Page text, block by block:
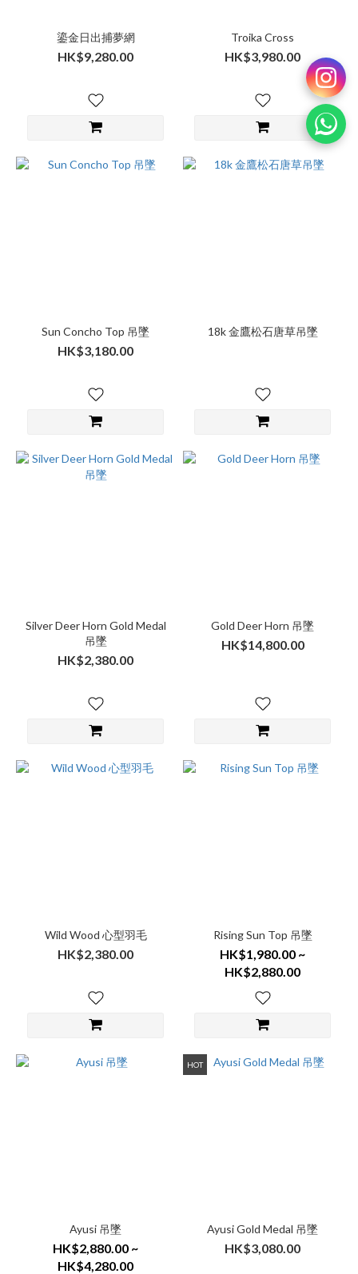
鎏金日出捕夢網
HK$9,280.00
Troika Cross
HK$3,980.00
Sun Concho Top 吊墜
HK$3,180.00
18k 金鷹松石唐草吊墜
Silver Deer Horn Gold Medal
吊墜
HK$2,380.00
Gold Deer Horn 吊墜
HK$14,800.00
Wild Wood 心型羽毛
HK$2,380.00
Rising Sun Top 吊墜
HK$1,980.00 ~
HK$2,880.00
Ayusi 吊墜
HK$2,880.00 ~
HK$4,280.00
HOT
Ayusi Gold Medal 吊墜
HK$3,080.00